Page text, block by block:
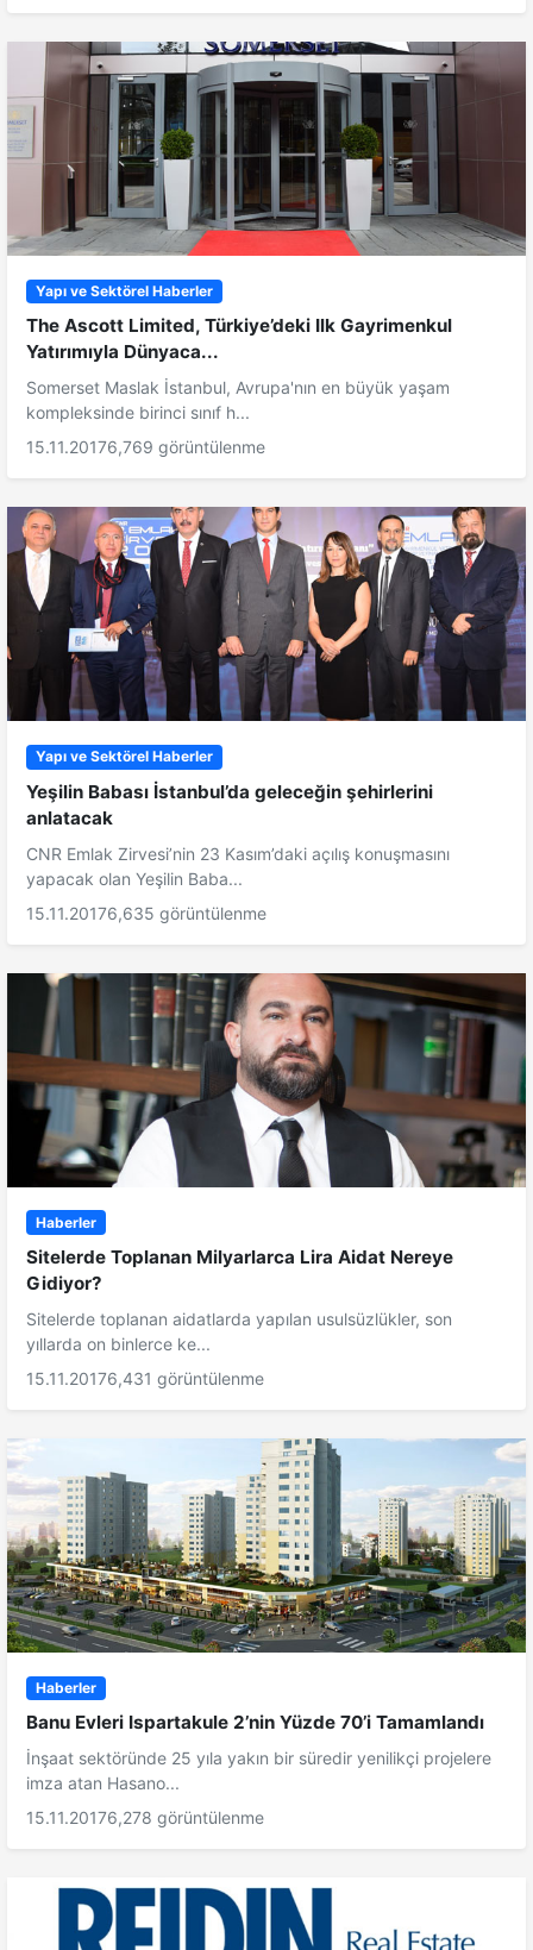
Yapı ve Sektörel Haberler
The Ascott Limited, Türkiye’deki Ilk Gayrimenkul
Yatırımıyla Dünyaca...
Somerset Maslak İstanbul, Avrupa'nın en büyük yaşam
kompleksinde birinci sınıf h...
15.11.20176,769 görüntülenme
Yapı ve Sektörel Haberler
Yeşilin Babası İstanbul’da geleceğin şehirlerini
anlatacak
CNR Emlak Zirvesi’nin 23 Kasım’daki açılış konuşmasını
yapacak olan Yeşilin Baba...
15.11.20176,635 görüntülenme
Haberler
Sitelerde Toplanan Milyarlarca Lira Aidat Nereye
Gidiyor?
Sitelerde toplanan aidatlarda yapılan usulsüzlükler, son
yıllarda on binlerce ke...
15.11.20176,431 görüntülenme
Haberler
Banu Evleri Ispartakule 2’nin Yüzde 70’i Tamamlandı
İnşaat sektöründe 25 yıla yakın bir süredir yenilikçi projelere
imza atan Hasano...
15.11.20176,278 görüntülenme